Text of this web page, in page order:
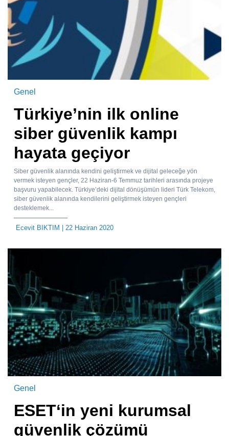
Genel
Türkiye’nin ilk online
siber güvenlik kampı
hayata geçiyor
Siber güvenlik alanında kendini geliştirmek ve dijital geleceğe yön
vermek isteyen gençler, 22 Haziran-6 Temmuz tarihleri arasında projeye
başvuru yapabilecek. Türkiye’deki dijital dönüşümün lideri Türk Telekom,
siber güvenlik alanında kendilerini geliştirmek isteyen gençleri
desteklemek...
Ecevit BIKTIM | 22 Haziran 2020
Genel
ESET‘in yeni kurumsal
güvenlik çözümü